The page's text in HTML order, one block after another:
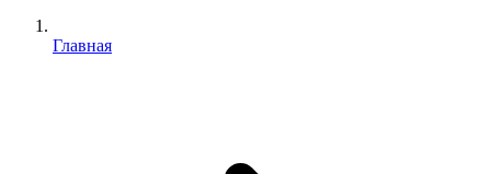
Главная